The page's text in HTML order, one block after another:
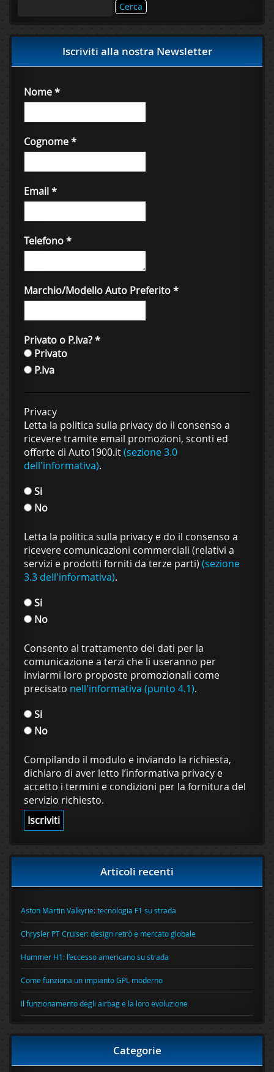
Iscriviti alla nostra Newsletter
Nome*
Cognome*
Email*
Telefono*
Marchio/Modello Auto Preferito*
Privato o P.Iva?*
Privato
P.Iva
Privacy
Letta la politica sulla privacy do il consenso a
ricevere tramite email promozioni, sconti ed
offerte di Auto1900.it(sezione 3.0
dell'informativa).
Si
No
Letta la politica sulla privacy e do il consenso a
ricevere comunicazioni commerciali (relativi a
servizi e prodotti forniti da terze parti) (sezione
3.3 dell'informativa).
Si
No
Consento al trattamento dei dati per la
comunicazione a terzi che li useranno per
inviarmi loro proposte promozionali come
precisato nell'informativa (punto 4.1).
Si
No
Compilando il modulo e inviando la richiesta,
dichiaro di aver letto l’informativa privacy e
accetto i termini e condizioni per la fornitura del
servizio richiesto.
Articoli recenti
Aston Martin Valkyrie: tecnologia F1 su strada
Chrysler PT Cruiser: design retrò e mercato globale
Hummer H1: l’eccesso americano su strada
Come funziona un impianto GPL moderno
Il funzionamento degli airbag e la loro evoluzione
Categorie